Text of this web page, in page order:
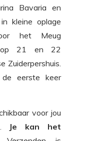
Bavaria en
kleine oplage
het Meug
op 21 en 22
Zuiderpershuis.
eerste keer
voor jou
Je kan het